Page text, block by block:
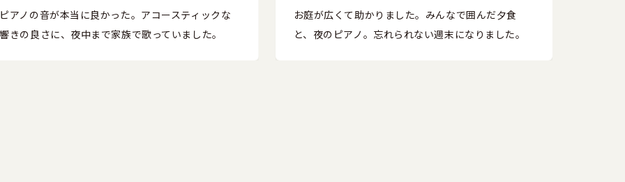
ピアノの音が本当に良かった。アコースティックな
響きの良さに、夜中まで家族で歌っていました。
お庭が広くて助かりました。みんなで囲んだ夕食
と、夜のピアノ。忘れられない週末になりました。